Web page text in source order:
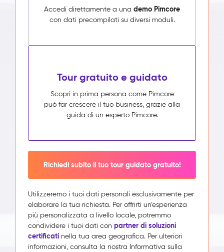
Accedi direttamente a una demo Pimcore
con dati precompilati su diversi moduli.
Tour gratuito e guidato
Scopri in prima persona come Pimcore
può far crescere il tuo business, grazie alla
guida di un esperto Pimcore.
Richiedi subito il tuo tour guidato gratuito!
Utilizzeremo i tuoi dati personali esclusivamente per
elaborare la tua richiesta. Per offrirti un’esperienza
più personalizzata a livello locale, potremmo
condividere i tuoi dati con partner di soluzioni
certificati nella tua area geografica. Per ulteriori
informazioni, consulta la nostra Informativa sulla